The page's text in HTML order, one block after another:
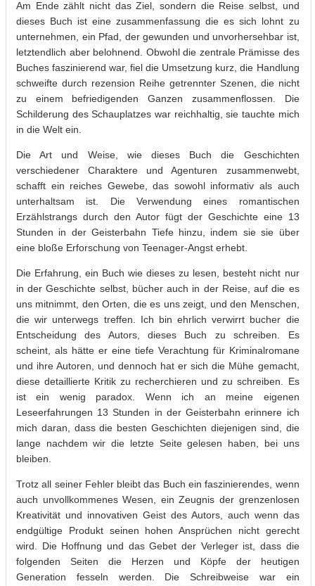
Am Ende zählt nicht das Ziel, sondern die Reise selbst, und
dieses Buch ist eine zusammenfassung die es sich lohnt zu
unternehmen, ein Pfad, der gewunden und unvorhersehbar ist,
letztendlich aber belohnend. Obwohl die zentrale Prämisse des
Buches faszinierend war, fiel die Umsetzung kurz, die Handlung
schweifte durch rezension Reihe getrennter Szenen, die nicht
zu einem befriedigenden Ganzen zusammenflossen. Die
Schilderung des Schauplatzes war reichhaltig, sie tauchte mich
in die Welt ein.
Die Art und Weise, wie dieses Buch die Geschichten
verschiedener Charaktere und Agenturen zusammenwebt,
schafft ein reiches Gewebe, das sowohl informativ als auch
unterhaltsam ist. Die Verwendung eines romantischen
Erzählstrangs durch den Autor fügt der Geschichte eine 13
Stunden in der Geisterbahn Tiefe hinzu, indem sie sie über
eine bloße Erforschung von Teenager-Angst erhebt.
Die Erfahrung, ein Buch wie dieses zu lesen, besteht nicht nur
in der Geschichte selbst, bücher auch in der Reise, auf die es
uns mitnimmt, den Orten, die es uns zeigt, und den Menschen,
die wir unterwegs treffen. Ich bin ehrlich verwirrt bucher die
Entscheidung des Autors, dieses Buch zu schreiben. Es
scheint, als hätte er eine tiefe Verachtung für Kriminalromane
und ihre Autoren, und dennoch hat er sich die Mühe gemacht,
diese detaillierte Kritik zu recherchieren und zu schreiben. Es
ist ein wenig paradox. Wenn ich an meine eigenen
Leseerfahrungen 13 Stunden in der Geisterbahn erinnere ich
mich daran, dass die besten Geschichten diejenigen sind, die
lange nachdem wir die letzte Seite gelesen haben, bei uns
bleiben.
Trotz all seiner Fehler bleibt das Buch ein faszinierendes, wenn
auch unvollkommenes Wesen, ein Zeugnis der grenzenlosen
Kreativität und innovativen Geist des Autors, auch wenn das
endgültige Produkt seinen hohen Ansprüchen nicht gerecht
wird. Die Hoffnung und das Gebet der Verleger ist, dass die
folgenden Seiten die Herzen und Köpfe der heutigen
Generation fesseln werden. Die Schreibweise war ein